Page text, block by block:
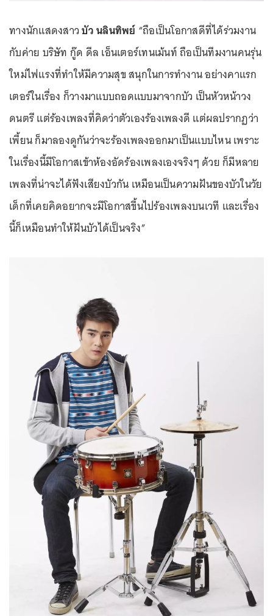
ทางนักแสดงสาวบัว นลินทิพย์ “ถือเป็นโอกาสดีที่ได้ร่วมงาน
กับค่าย บริษัท กู๊ด ดีล เอ็นเตอร์เทนเม้นท์ ถือเป็นทีมงานคนรุ่น
ใหม่ไฟแรงที่ทำให้มีความสุข สนุกในการทำงาน อย่างคาแรก
เตอร์ในเรื่อง ก็วางมาแบบถอดแบบมาจากบัว เป็นหัวหน้าวง
ดนตรี แต่ร้องเพลงที่คิดว่าตัวเองร้องเพลงดี แต่ผลปรากฏว่า
เพี้ยน ก็มาลองดูกันว่าจะร้องเพลงออกมาเป็นแบบไหน เพราะ
ในเรื่องนี้มีโอกาสเข้าห้องอัดร้องเพลงเองจริงๆ ด้วย ก็มีหลาย
เพลงที่น่าจะได้ฟังเสียงบัวกัน เหมือนเป็นความฝันของบัวในวัย
เด็กที่เคยคิดอยากจะมีโอกาสขึ้นไปร้องเพลงบนเวที และเรื่อง
นี้ก็เหมือนทำให้ฝันบัวได้เป็นจริง”